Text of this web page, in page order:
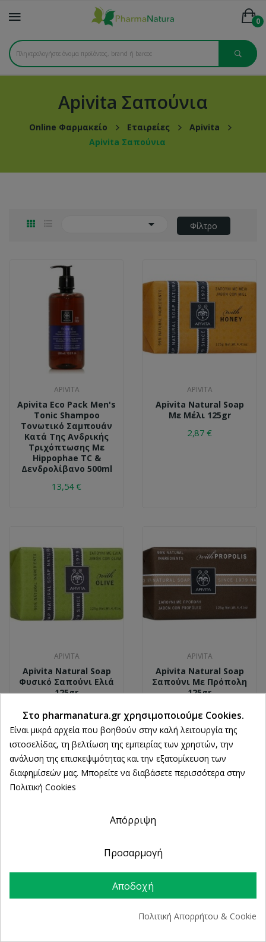
0
Apivita Σαπούνια
Online Φαρμακείο Εταιρείες
Apivita
Apivita Σαπούνια
 Φίλτρο
APIVITA
Apivita Εco Pack Men's
Tonic Shampoo
Τονωτικό Σαμπουάν
Κατά Της Ανδρικής
Τριχόπτωσης Με
Hippophae TC &
Δενδρολίβανο 500ml
13,54 €
APIVITA
Apivita Natural Soap
Με Μέλι 125gr
2,87 €
APIVITA
Apivita Natural Soap
Φυσικό Σαπούνι Ελιά
125gr
APIVITA
Apivita Natural Soap
Σαπούνι Με Πρόπολη
125gr
3,28 €
Στο pharmanatura.gr χρησιμοποιούμε Cookies.
Είναι μικρά αρχεία που βοηθούν στην καλή λειτουργία της
ιστοσελίδας, τη βελτίωση της εμπειρίας των χρηστών, την
ανάλυση της επισκεψιμότητας και την εξατομίκευση των
διαφημίσεών μας. Μπορείτε να διαβάσετε περισσότερα στην
Πολιτική Cookies
Απόρριψη
Προσαρμογή
Αποδοχή
Πολιτική Απορρήτου & Cookie